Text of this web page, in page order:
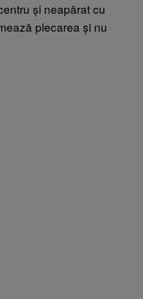
și neapărat cu
plecarea și nu